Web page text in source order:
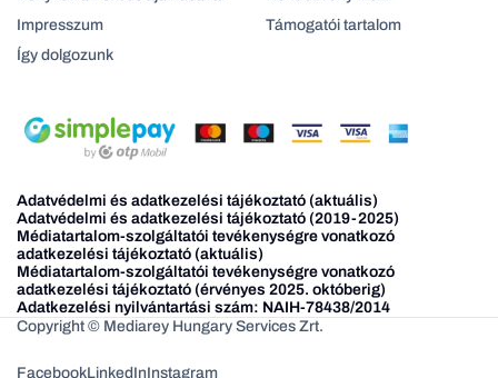
Impresszum
Így dolgozunk
Támogatói tartalom
Adatvédelmi és adatkezelési tájékoztató (aktuális)
Adatvédelmi és adatkezelési tájékoztató (2019-2025)
Médiatartalom-szolgáltatói tevékenységre vonatkozó
adatkezelési tájékoztató (aktuális)
Médiatartalom-szolgáltatói tevékenységre vonatkozó
adatkezelési tájékoztató (érvényes 2025. októberig)
Adatkezelési nyilvántartási szám: NAIH-78438/2014
Copyright © Mediarey Hungary Services Zrt.
FacebookLinkedInInstagram